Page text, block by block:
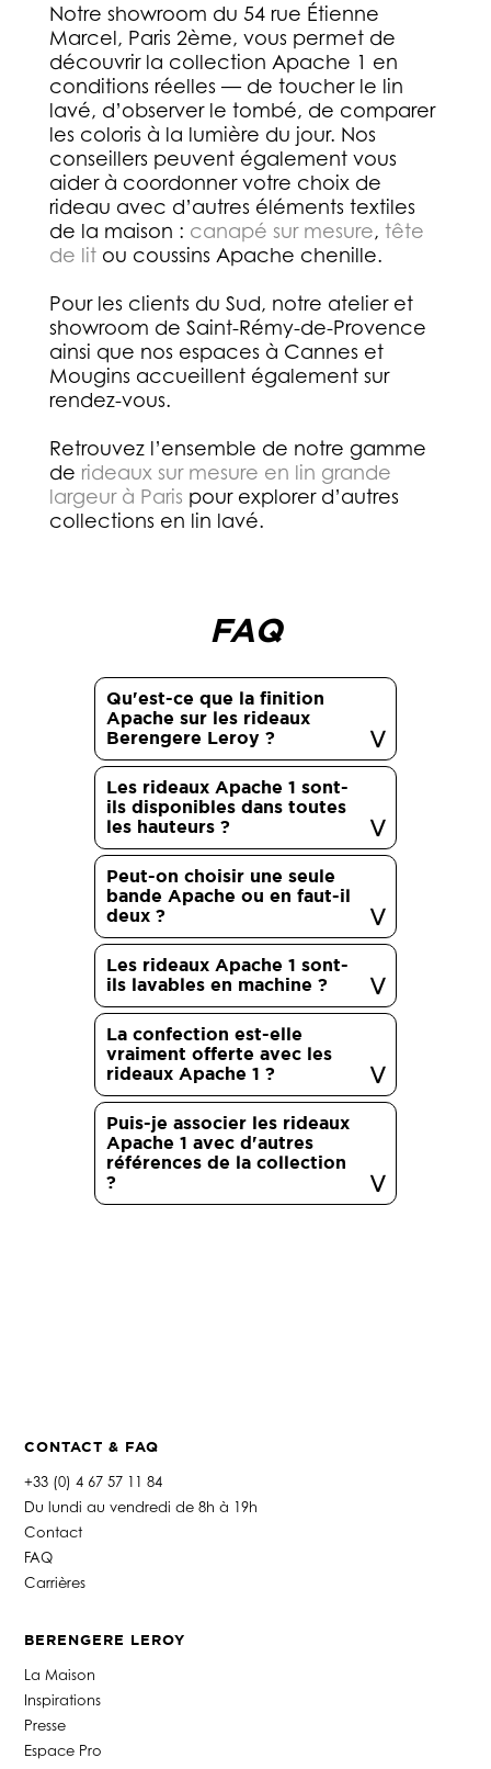
Notre showroom du 54 rue Étienne
Marcel, Paris 2ème, vous permet de
découvrir la collection Apache 1 en
conditions réelles — de toucher le lin
lavé, d’observer le tombé, de comparer
les coloris à la lumière du jour. Nos
conseillers peuvent également vous
aider à coordonner votre choix de
rideau avec d’autres éléments textiles
de la maison : canapé sur mesure, tête
de litou coussins Apache chenille.
Pour les clients du Sud, notre atelier et
showroom de Saint-Rémy-de-Provence
ainsi que nos espaces à Cannes et
Mougins accueillent également sur
rendez-vous.
Retrouvez l’ensemble de notre gamme
de rideaux sur mesure en lin grande
largeur à Paris pour explorer d’autres
collections en lin lavé.
FAQ
Qu'est-ce que la finition
Apache sur les rideaux
Berengere Leroy ?
Les rideaux Apache 1 sont-
ils disponibles dans toutes
les hauteurs ?
Peut-on choisir une seule
bande Apache ou en faut-il
deux ?
Les rideaux Apache 1 sont-
ils lavables en machine ?
La confection est-elle
vraiment offerte avec les
rideaux Apache 1 ?
Puis-je associer les rideaux
Apache 1 avec d'autres
références de la collection
?
CONTACT & FAQ
+33 (0) 4 67 57 11 84
Du lundi au vendredi de 8h à 19h
Contact
FAQ
Carrières
BERENGERE LEROY
La Maison
Inspirations
Presse
Espace Pro